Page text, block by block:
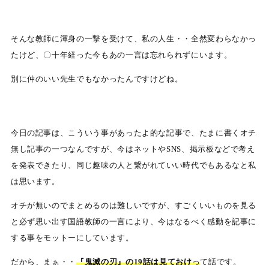
そんな教師に渾身の一撃を受けて、私の人生・・全然変わらなかっ
たけど、〇十年経った今もあの一言は忘れられずにいます。
別に仲のいい先生でもなかったんですけどね。
今日の記事は、こういう事があったよ的な記事で、たまに書くオチ
無し記事の一つなんですが、今はネットやSNS、掲示板などで考え
を発表できたり、同じ趣味の人と繋がれていい時代でもあるなと私
は思います。
オチが無いのでまとめるのは難しいですが、すごくいいものを見る
と必ず思い出す国語教師の一言により、今はなるべく感動を記事に
する事をモットーにしています。
だから、まぁ・・『鬼滅の刃』の19話は見ておけって話です。